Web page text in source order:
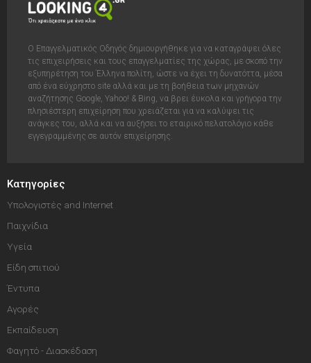
Ο Επαγγελματικός Οδηγός δημιουργήθηκε για να καταγράψει όλες
τις επιχειρήσεις και τους επαγγελματίες της χώρας, με σκοπό την
εξυπηρέτηση του Έλληνα πολίτη, ώστε να έχει τη δυνατόττα, μέσα
από ένα εύχρηστο site αλλά και με τη βοήθεια των μηχανών
αναζήτησης Google, Yahoo! & Bing, να βρει έυκολα και γρήγορα την
πλησιέστερη επιχείρηση που χρειάζεται για να καλύψει τις
ανάγκες του, αλλά και να αυξήσει το εταιρικό πελατολόγιο κάθε
εγγεγραμμένης σε αυτόν επιχείρησης.
Κατηγορίες
Υπολογιστές and Internet
Παιχνίδια
Υγεία
Είδη σπιτιού
Έντυπα
Αγορές
Εκπαίδευση
Φαγητό - Διασκέδαση